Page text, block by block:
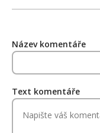
Název komentáře
Text komentáře